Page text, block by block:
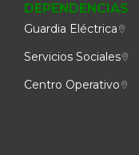
DEPENDENCIAS
Guardia Eléctrica
Servicios Sociales
Centro Operativo